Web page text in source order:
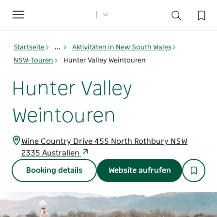
Toggle
navigation
Startseite ...
Aktivitäten in New South Wales
NSW-Touren
Hunter Valley Weintouren
Hunter Valley
Weintouren
Wine Country Drive 455 North Rothbury NSW
2335 Australien
Booking details Website aufrufen